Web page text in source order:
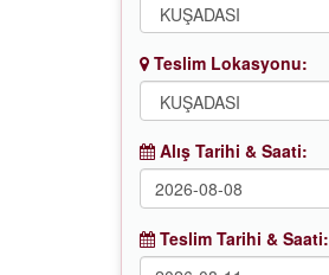
Teslim Lokasyonu:
Alış Tarihi & Saati:
Teslim Tarihi & Saati: